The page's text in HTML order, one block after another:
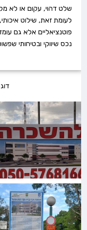
שלט דהוי, עקום או לא
לעומת זאת, שילוט
פוטנציאליים אלא גם
נכס שיווקי ובטיחותי